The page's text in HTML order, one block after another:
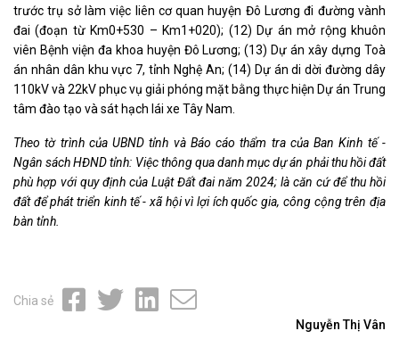
trước trụ sở làm việc liên cơ quan huyện Đô Lương đi đường vành
đai (đoạn từ Km0+530 – Km1+020); (12) Dự án mở rộng khuôn
viên Bệnh viện đa khoa huyện Đô Lương; (13) Dự án xây dựng Toà
án nhân dân khu vực 7, tỉnh Nghệ An; (14) Dự án di dời đường dây
110kV và 22kV phục vụ giải phóng mặt bằng thực hiện Dự án Trung
tâm đào tạo và sát hạch lái xe Tây Nam.
Theo tờ trình của UBND tỉnh và Báo cáo thẩm tra của Ban Kinh tế -
Ngân sách HĐND tỉnh: Việc thông qua danh mục dự án phải thu hồi đất
phù hợp với quy định của Luật Đất đai năm 2024; là căn cứ để thu hồi
đất để phát triển kinh tế - xã hội vì lợi ích quốc gia, công cộngtrên địa
bàn tỉnh.
Chia sẻ
Nguyễn Thị Vân